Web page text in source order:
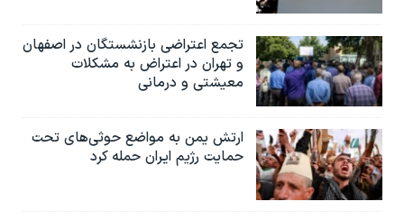
تجمع اعتراضی بازنشستگان در اصفهان
و تهران در اعتراض به مشکلات
معیشتی و درمانی
ارتش یمن به مواضع حوثی‌های تحت
حمایت رژیم ایران حمله کرد